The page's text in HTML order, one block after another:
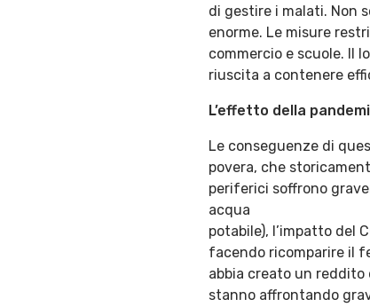
di gestire i malati. Non
enorme. Le misure
commercio e scuole. Il
riuscita a contenere
L’effetto della
Le conseguenze di
povera, che
periferici soffrono
acqua
potabile), l’impatto del
facendo ricomparire il
abbia creato un reddito
stanno affrontando